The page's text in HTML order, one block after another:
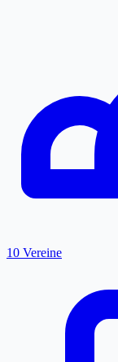
10 Vereine